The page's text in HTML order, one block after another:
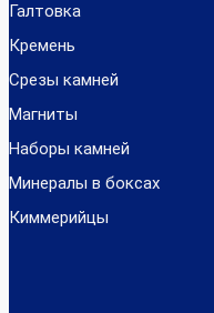
Галтовка
Кремень
Срезы камней
Магниты
Наборы камней
Минералы в боксах
Киммерийцы